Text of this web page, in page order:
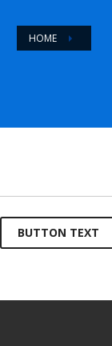
HOME
BUTTON TEXT